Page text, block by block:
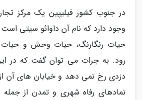
در جنوب کشور فیلیپین یک مرکز
وجود دارد که نام آن داوائو سیتی
حیات رنگارنگ، حیات وحش و
رود. به جرات می توان گفت که در
دزدی رخ نمی دهد و خیابان های آن
نمادهای رفاه شهری و تمدن از جمله